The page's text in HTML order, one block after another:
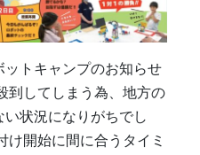
ットキャンプのお知らせ
到してしまう為、地方の
状況になりがちでし
け開始に間に合うタイミ